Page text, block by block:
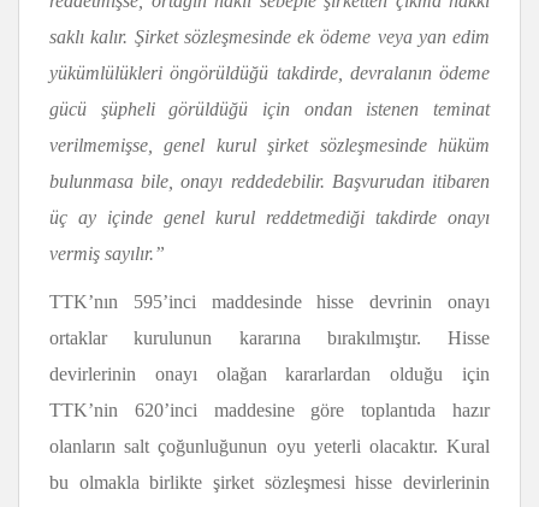
saklı kalır. Şirket sözleşmesinde ek ödeme veya yan edim
yükümlülükleri öngörüldüğü takdirde, devralanın ödeme
gücü şüpheli görüldüğü için ondan istenen
teminat
verilmemişse, genel kurul şirket sözleşmesinde hüküm
bulunmasa bile, onayı reddedebilir. Başvurudan itibaren
üç ay içinde genel kurul reddetmediği takdirde onayı
vermiş sayılır.”
TTK’nın 595’inci maddesinde hisse devrinin onayı
ortaklar kurulunun kararına bırakılmıştır. Hisse
devirlerinin onayı olağan kararlardan olduğu için
TTK’nin 620’inci maddesine göre toplantıda hazır
olanların salt çoğunluğunun oyu yeterli olacaktır. Kural
bu olmakla birlikte şirket sözleşmesi hisse devirlerinin